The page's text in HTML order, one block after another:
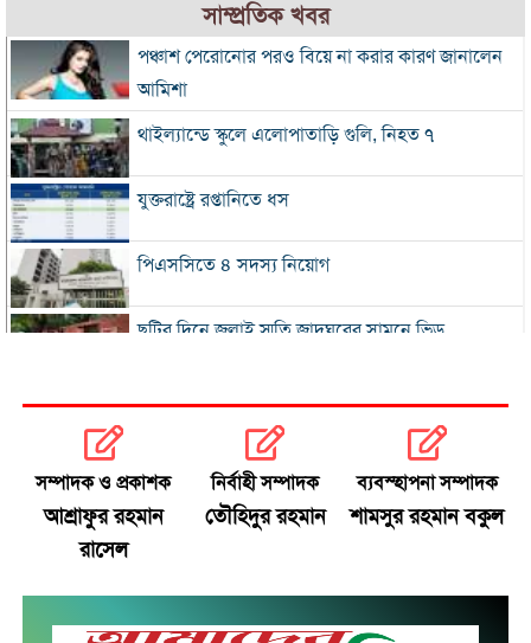
সাম্প্রতিক খবর
পঞ্চাশ পেরোনোর পরও বিয়ে না করার কারণ জানালেন
আমিশা
থাইল্যান্ডে স্কুলে এলোপাতাড়ি গুলি, নিহত ৭
যুক্তরাষ্ট্রে রপ্তানিতে ধস
পিএসসিতে ৪ সদস্য নিয়োগ
ছুটির দিনে জুলাই স্মৃতি জাদুঘরের সামনে ভিড়
নতুন বিদেশি কোচের খোঁজে বিসিবি
শীর্ষ মাদক কারবারিদের তালিকা প্রস্তুত করা হচ্ছে:
সম্পাদক ও প্রকাশক
আশ্রাফুর রহমান
রাসেল
নির্বাহী সম্পাদক
তৌহিদুর রহমান
ব্যবস্হাপনা সম্পাদক
শামসুর রহমান বকুল